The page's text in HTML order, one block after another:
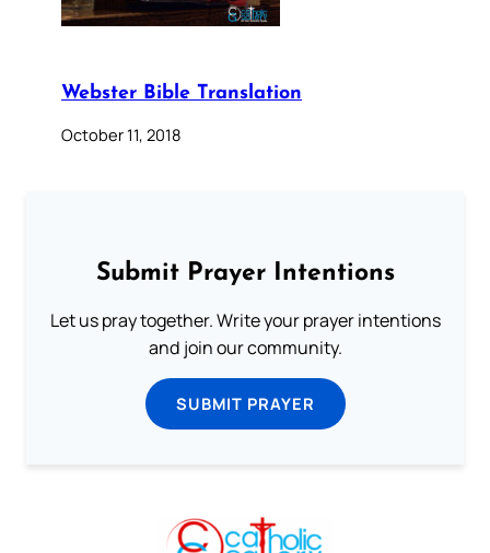
Webster Bible Translation
October 11, 2018
Submit Prayer Intentions
Let us pray together. Write your prayer intentions
and join our community.
SUBMIT PRAYER